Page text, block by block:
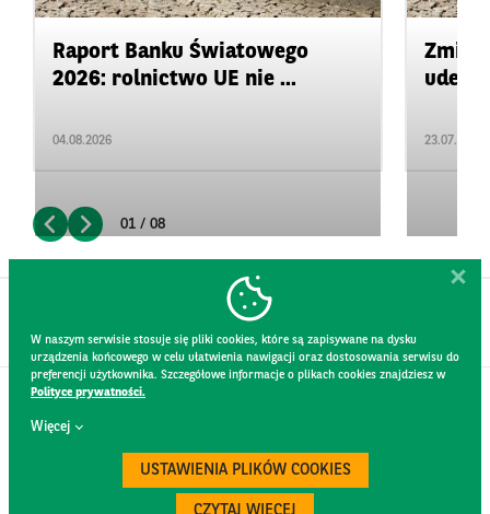
Raport Banku Światowego
2026: rolnictwo UE nie ...
04.08.2026 23.07.2026
01 / 08
W naszym serwisie stosuje się pliki cookies, które są zapisywane na dysku
urządzenia końcowego w celu ułatwienia nawigacji oraz dostosowania serwisu do
preferencji użytkownika. Szczegółowe informacje o plikach cookies znajdziesz w
Polityce prywatności.
Więcej
USTAWIENIA PLIKÓW COOKIES
CZYTAJ WIĘCEJ
KONTAKT
REGULAMIN STRONY
POLITYKA PRYWATNOŚCI